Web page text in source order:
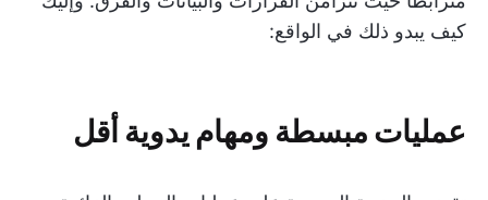
كيف يبدو ذلك في الواقع:
عمليات مبسطة ومهام يدوية أقل